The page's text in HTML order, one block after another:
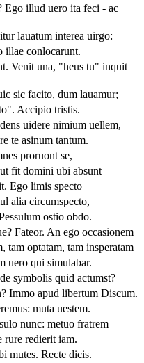
Ego illud uero ita feci - ac
lauatum interea uirgo:
illae conlocarunt.
Venit una, "heus tu" inquit
sic facito, dum lauamur;
Accipio tristis.
uidere nimium uellem,
te asinum tantum.
proruont se,
fit domini ubi absunt
Ego limis specto
alia circumspecto,
ostio obdo.
Fateor. An ego occasionem
tam optatam, tam insperatam
uero qui simulabar.
symbolis quid actumst?
Immo apud libertum Discum.
muta uestem.
nunc: metuo fratrem
rure redierit iam.
mutes. Recte dicis.